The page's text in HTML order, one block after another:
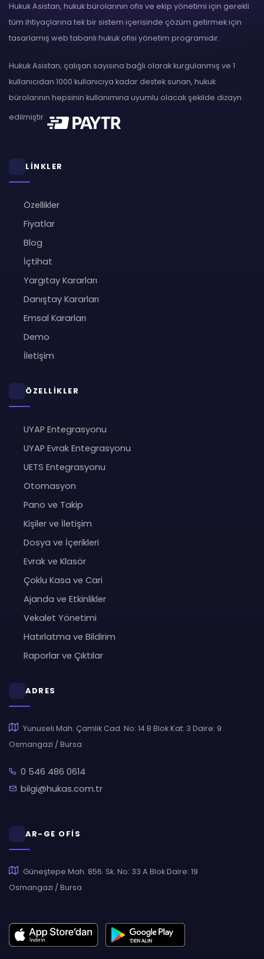
Hukuk Asistan, hukuk bürolarının ofis ve ekip yönetimi için gerekli
tüm ihtiyaçlarına tek bir sistem içerisinde çözüm getirmek için
tasarlamış web tabanlı hukuk ofisi yönetim programıdır.
Hukuk Asistan; çalışan sayısına bağlı olarak kurgulanmış ve 1
kullanıcıdan 1000 kullanıcıya kadar destek sunan, hukuk
bürolarının hepsinin kullanımına uyumlu olacak şekilde dizayn
edilmiştir.
LİNKLER
Özellikler
Fiyatlar
Blog
İçtihat
Yargıtay Kararları
Danıştay Kararları
Emsal Kararları
Demo
İletişim
ÖZELLİKLER
UYAP Entegrasyonu
UYAP Evrak Entegrasyonu
UETS Entegrasyonu
Otomasyon
Pano ve Takip
Kişiler ve İletişim
Dosya ve İçerikleri
Evrak ve Klasör
Çoklu Kasa ve Cari
Ajanda ve Etkinlikler
Vekalet Yönetimi
Hatırlatma ve Bildirim
Raporlar ve Çıktılar
ADRES
Yunuseli Mah. Çamlık Cad. No: 14 B Blok Kat: 3 Daire: 9
Osmangazi / Bursa
0 546 486 0614
bilgi@hukas.com.tr
AR-GE OFİS
Güneştepe Mah. 856. Sk. No: 33 A Blok Daire: 19
Osmangazi / Bursa